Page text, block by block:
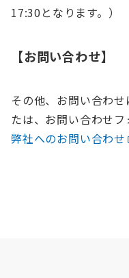
17:30となります。）
【お問い合わせ】
その他、お問い合わ
たは、お問い合わせフ
弊社へのお問い合わせ